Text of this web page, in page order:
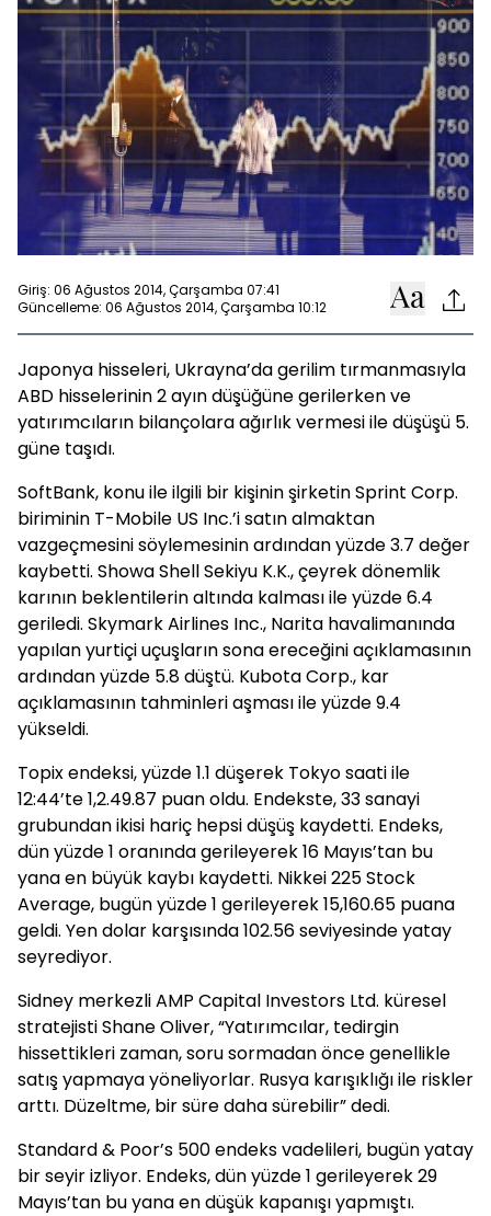
Giriş: 06 Ağustos 2014, Çarşamba 07:41
Güncelleme: 06 Ağustos 2014, Çarşamba 10:12
Japonya hisseleri, Ukrayna’da gerilim tırmanmasıyla
ABD hisselerinin 2 ayın düşüğüne gerilerken ve
yatırımcıların bilançolara ağırlık vermesi ile düşüşü 5.
güne taşıdı.
SoftBank, konu ile ilgili bir kişinin şirketin Sprint Corp.
biriminin T-Mobile US Inc.’i satın almaktan
vazgeçmesini söylemesinin ardından yüzde 3.7 değer
kaybetti. Showa Shell Sekiyu K.K., çeyrek dönemlik
karının beklentilerin altında kalması ile yüzde 6.4
geriledi. Skymark Airlines Inc., Narita havalimanında
yapılan yurtiçi uçuşların sona ereceğini açıklamasının
ardından yüzde 5.8 düştü. Kubota Corp., kar
açıklamasının tahminleri aşması ile yüzde 9.4
yükseldi.
Topix endeksi, yüzde 1.1 düşerek Tokyo saati ile
12:44’te 1,2.49.87 puan oldu. Endekste, 33 sanayi
grubundan ikisi hariç hepsi düşüş kaydetti. Endeks,
dün yüzde 1 oranında gerileyerek 16 Mayıs’tan bu
yana en büyük kaybı kaydetti. Nikkei 225 Stock
Average, bugün yüzde 1 gerileyerek 15,160.65 puana
geldi. Yen dolar karşısında 102.56 seviyesinde yatay
seyrediyor.
Sidney merkezli AMP Capital Investors Ltd. küresel
stratejisti Shane Oliver, “Yatırımcılar, tedirgin
hissettikleri zaman, soru sormadan önce genellikle
satış yapmaya yöneliyorlar. Rusya karışıklığı ile riskler
arttı. Düzeltme, bir süre daha sürebilir” dedi.
Standard & Poor’s 500 endeks vadelileri, bugün yatay
bir seyir izliyor. Endeks, dün yüzde 1 gerileyerek 29
Mayıs’tan bu yana en düşük kapanışı yapmıştı.